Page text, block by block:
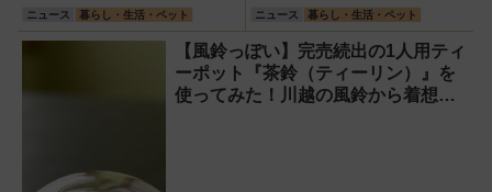
ニュース 暮らし・生活・ペット
ス』。子どもたちのスポー
ツ現場に1台置くべき理由
ニュース 暮らし・生活・ペット
【風鈴っぽい】完売続出の1人用ティ
ーポット『茶鈴（ティーリン）』を
使ってみた！川越の風鈴から着想を